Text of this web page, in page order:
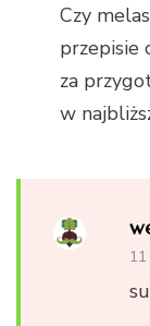
Czy
przepisie
za
w